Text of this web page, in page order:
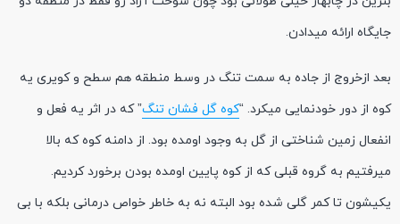
جایگاه ارائه میدادن.
بعد ازخروج از جاده به سمت تنگ در وسط منطقه هم سطح و کویری یه
کوه از دور خودنمایی میکرد. “کوه گل فشان تنگ” که در اثر یه فعل و
انفعال زمین شناختی از گل به وجود اومده بود. از دامنه کوه که بالا
میرفتیم به گروه قبلی که از کوه پایین اومده بودن برخورد کردیم.
یکیشون تا کمر گلی شده بود البته نه به خاطر خواص درمانی بلکه با بی